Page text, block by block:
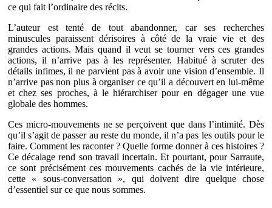
ce qui fait l’ordinaire des récits.
L’auteur est tenté de tout abandonner, car ses recherches
minuscules paraissent dérisoires à côté de la vraie vie et des
grandes actions. Mais quand il veut se tourner vers ces grandes
actions, il n’arrive pas à les représenter. Habitué à scruter des
détails infimes, il ne parvient pas à avoir une vision d’ensemble. Il
n’arrive pas non plus à organiser ce qu’il a découvert en lui-même
et chez ses proches, à le hiérarchiser pour en dégager une vue
globale des hommes.
Ces micro-mouvements ne se perçoivent que dans l’intimité. Dès
qu’il s’agit de passer au reste du monde, il n’a pas les outils pour le
faire. Comment les raconter ? Quelle forme donner à ces histoires ?
Ce décalage rend son travail incertain. Et pourtant, pour Sarraute,
ce sont précisément ces mouvements cachés de la vie intérieure,
cette « sous-conversation », qui doivent dire quelque chose
d’essentiel sur ce que nous sommes.